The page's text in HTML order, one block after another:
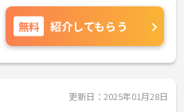
無料 紹介してもらう
更新日：2025年01月28日